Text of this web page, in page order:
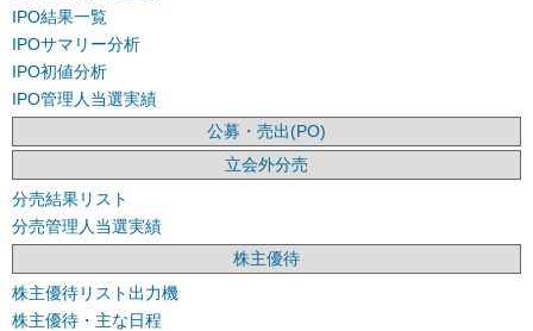
IPO結果一覧
IPOサマリー分析
IPO初値分析
IPO管理人当選実績
公募・売出(PO)
立会外分売
分売結果リスト
分売管理人当選実績
株主優待
株主優待リスト出力機
株主優待・主な日程